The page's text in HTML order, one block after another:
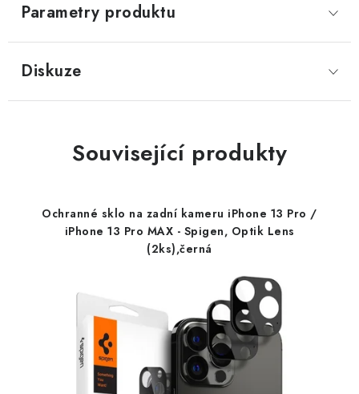
Parametry produktu
Diskuze
Související produkty
Ochranné sklo na zadní kameru iPhone 13 Pro /
iPhone 13 Pro MAX - Spigen, Optik Lens
(2ks),černá